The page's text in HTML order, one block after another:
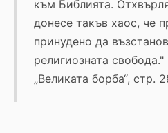
към Библията.
донесе такъв хаос, че
принудено да
религиозната свобода."
„Великата борба“, стр.